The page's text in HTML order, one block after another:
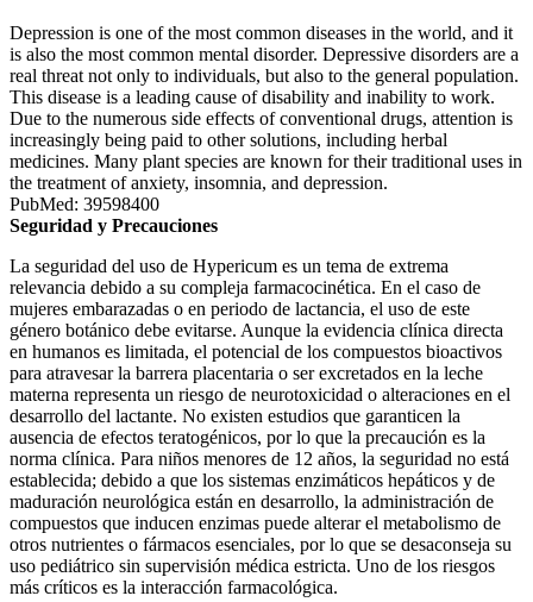
Depression is one of the most common diseases in the world, and it
is also the most common mental disorder. Depressive disorders are a
real threat not only to individuals, but also to the general population.
This disease is a leading cause of disability and inability to work.
Due to the numerous side effects of conventional drugs, attention is
increasingly being paid to other solutions, including herbal
medicines. Many plant species are known for their traditional uses in
the treatment of anxiety, insomnia, and depression.
PubMed: 39598400
Seguridad y Precauciones
La seguridad del uso de Hypericum es un tema de extrema
relevancia debido a su compleja farmacocinética. En el caso de
mujeres embarazadas o en periodo de lactancia, el uso de este
género botánico debe evitarse. Aunque la evidencia clínica directa
en humanos es limitada, el potencial de los compuestos bioactivos
para atravesar la barrera placentaria o ser excretados en la leche
materna representa un riesgo de neurotoxicidad o alteraciones en el
desarrollo del lactante. No existen estudios que garanticen la
ausencia de efectos teratogénicos, por lo que la precaución es la
norma clínica. Para niños menores de 12 años, la seguridad no está
establecida; debido a que los sistemas enzimáticos hepáticos y de
maduración neurológica están en desarrollo, la administración de
compuestos que inducen enzimas puede alterar el metabolismo de
otros nutrientes o fármacos esenciales, por lo que se desaconseja su
uso pediátrico sin supervisión médica estricta. Uno de los riesgos
más críticos es la interacción farmacológica.